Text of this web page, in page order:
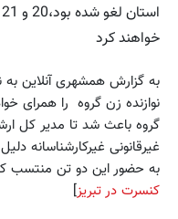
خواهند کرد
به گزارش همشهری آنلاین به
نوازنده زن گروه را همرای
گروه باعث شد تا مدیر کل
غیرقانونی غیرکارشناسانه
به حضور این دو تن منتسب
کنسرت در تبریز]